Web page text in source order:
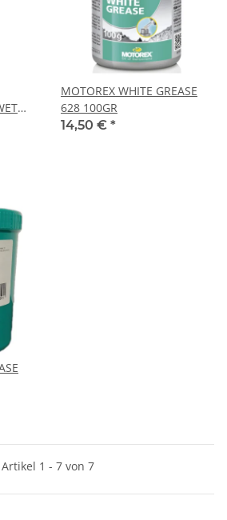
MOTOREX WHITE GREASE
628 100GR
14,50 € *
Artikel 1 - 7 von 7